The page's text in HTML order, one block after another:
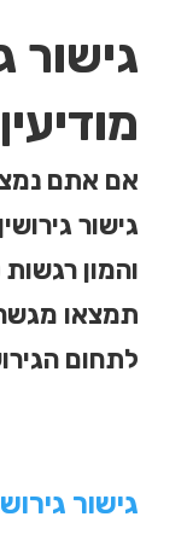
גישור
מודיעין
אם אתם
גישור
והמון
תמצאו
לתחום
גישור